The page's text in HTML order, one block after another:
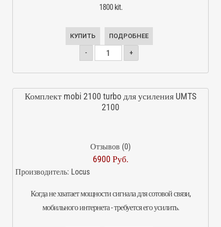
1800 kit.
КУПИТЬ ПОДРОБНЕЕ
- +
Комплект mobi 2100 turbo для усиления UMTS
2100
Отзывов (0)
6900 Руб.
Производитель: Locus
Когда не хватает мощности сигнала для сотовой связи,
мобильного интернета - требуется его усилить.